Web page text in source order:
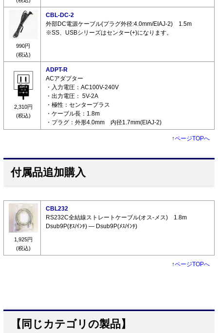
990円
(税込)
CBL-DC-2
外部DC電源ケーブル(プラグ外径:4.0mm/EIAJ-2) 1.5m
※SS、USBシリーズはセンター(+)になります。
2,310円
(税込)
ADPT-R
ACアダプター
・入力電圧：AC100V-240V
・出力電圧： 5V-2A
・極性：センタープラス
・ケーブル長：1.8m
・プラグ：外形4.0mm 内径1.7mm(EIAJ-2)
↑ページTOPへ
付属品追加購入
1,925円
(税込)
CBL232
RS232C全結線ストレートケーブル(オス-メス) 1.8m
Dsub9P(ｵｽ/ｲﾝﾁ) ― Dsub9P(ﾒｽ/ｲﾝﾁ)
↑ページTOPへ
【同じカテゴリの製品】